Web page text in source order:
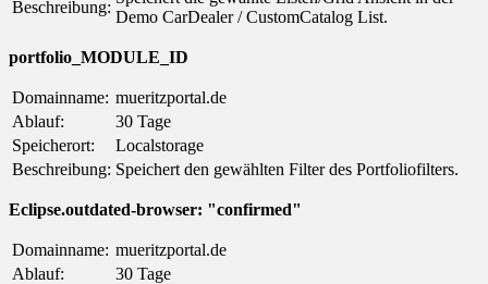
Beschreibung:
Demo CarDealer / CustomCatalog List.
portfolio_MODULE_ID
Domainname: mueritzportal.de
Ablauf:
30 Tage
Speicherort:
Localstorage
Beschreibung: Speichert den gewählten Filter des Portfoliofilters.
Eclipse.outdated-browser: "confirmed"
Domainname: mueritzportal.de
Ablauf:
30 Tage